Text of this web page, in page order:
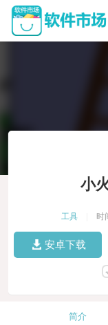
小
工具 时
安卓下载
简介